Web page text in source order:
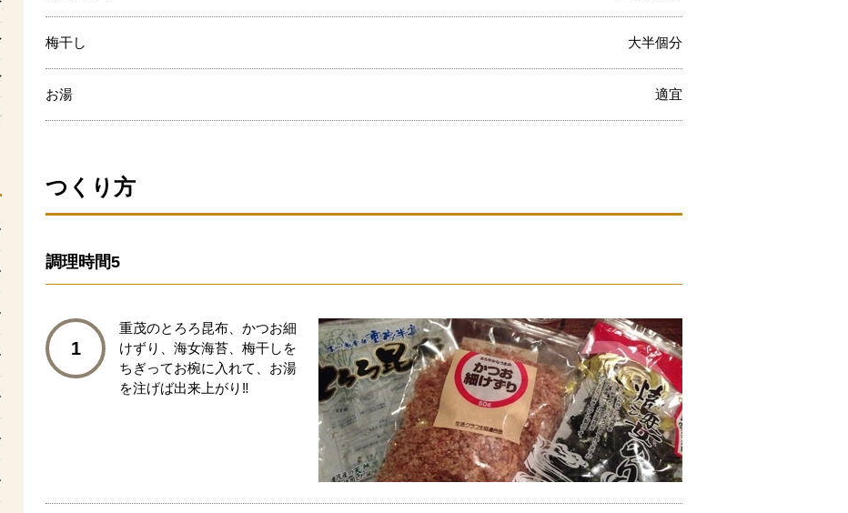
梅干し 大半個分
お湯 適宜
つくり方
調理時間5
1
重茂のとろろ昆布、かつお細
けずり、海女海苔、梅干しを
ちぎってお椀に入れて、お湯
を注げば出来上がり‼︎